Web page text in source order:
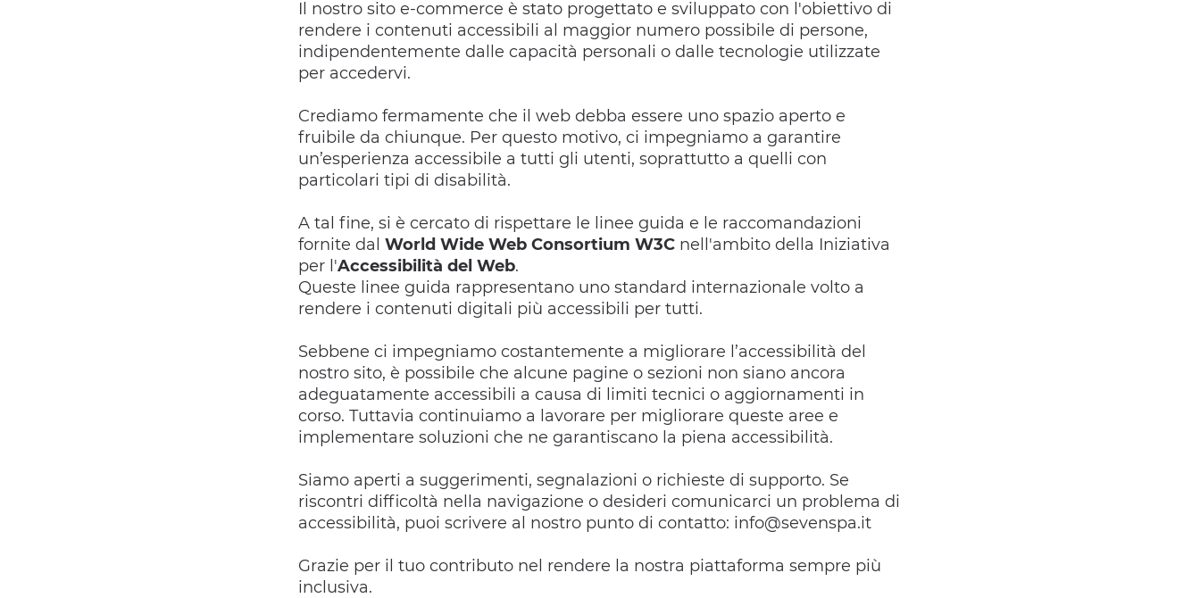
Il nostro sito e-commerce è stato progettato e sviluppato con l'obiettivo di
rendere i contenuti accessibili al maggior numero possibile di persone,
indipendentemente dalle capacità personali o dalle tecnologie utilizzate
per accedervi.
Crediamo fermamente che il web debba essere uno spazio aperto e
fruibile da chiunque. Per questo motivo, ci impegniamo a garantire
un’esperienza accessibile a tutti gli utenti, soprattutto a quelli con
particolari tipi di disabilità.
A tal fine, si è cercato di rispettare le linee guida e le raccomandazioni
fornite dal World Wide Web Consortium W3C nell'ambito della Iniziativa
per l'Accessibilità del Web.
Queste linee guida rappresentano uno standard internazionale volto a
rendere i contenuti digitali più accessibili per tutti.
Sebbene ci impegniamo costantemente a migliorare l’accessibilità del
nostro sito, è possibile che alcune pagine o sezioni non siano ancora
adeguatamente accessibili a causa di limiti tecnici o aggiornamenti in
corso. Tuttavia continuiamo a lavorare per migliorare queste aree e
implementare soluzioni che ne garantiscano la piena accessibilità.
Siamo aperti a suggerimenti, segnalazioni o richieste di supporto. Se
riscontri difficoltà nella navigazione o desideri comunicarci un problema di
accessibilità, puoi scrivere al nostro punto di contatto: info@sevenspa.it
Grazie per il tuo contributo nel rendere la nostra piattaforma sempre più
inclusiva.